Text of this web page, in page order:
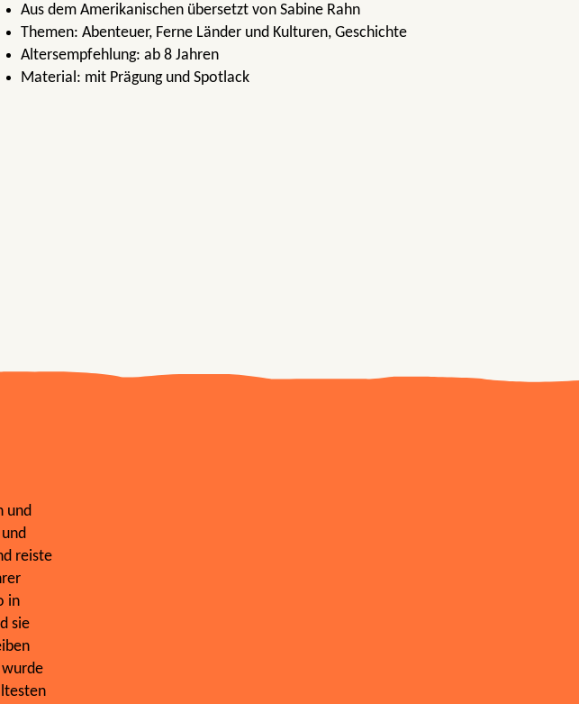
Aus dem Amerikanischen übersetzt von Sabine Rahn
Themen: Abenteuer, Ferne Länder und Kulturen, Geschichte
Altersempfehlung: ab 8 Jahren
Material: mit Prägung und Spotlack
und
reiste
in
sie